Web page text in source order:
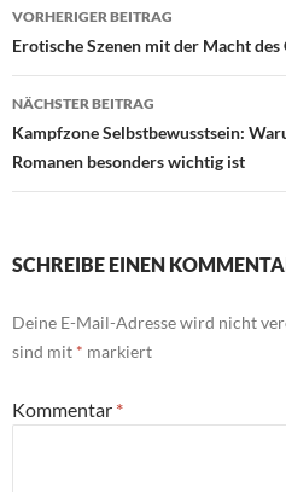
VORHERIGER BEITRAG
Erotische Szenen mit der Macht
NÄCHSTER BEITRAG
Kampfzone Selbstbewusstsein:
Romanen besonders wichtig ist
SCHREIBE EINEN
Deine E-Mail-Adresse wird nicht
sind mit * markiert
Kommentar *